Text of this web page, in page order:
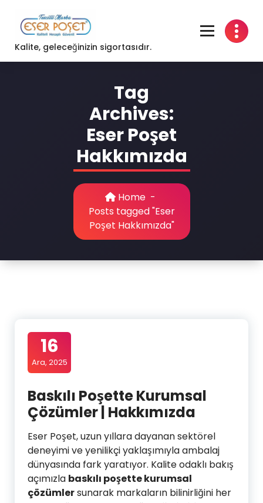
content
Kalite, geleceğinizin sigortasıdır.
Tag
Archives:
Eser Poşet
Hakkımızda
Home -
Posts tagged "Eser
Poşet Hakkımızda"
16
Ara, 2025
Baskılı Poşette Kurumsal
Çözümler | Hakkımızda
Eser Poşet, uzun yıllara dayanan sektörel
deneyimi ve yenilikçi yaklaşımıyla ambalaj
dünyasında fark yaratıyor. Kalite odaklı bakış
açımızla baskılı poşette kurumsal
çözümlersunarak markaların bilinirliğini her